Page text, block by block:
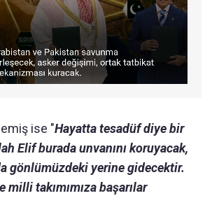
ise "Hayatta tesadüf diye bir
Elif burada unvanını koruyacak,
gönlümüzdeki yerine gidecektir.
milli takımımıza başarılar